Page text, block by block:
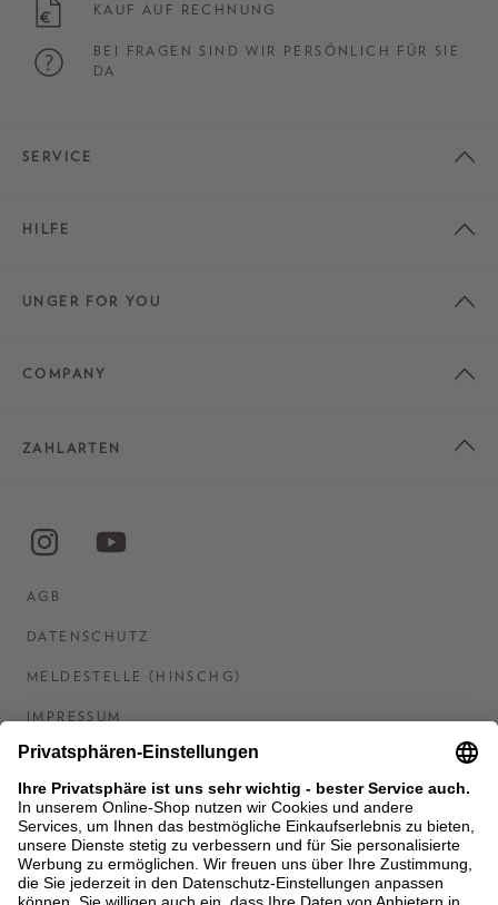
KAUF AUF RECHNUNG
BEI FRAGEN SIND WIR PERSÖNLICH FÜR SIE
DA
SERVICE
HILFE
UNGER FOR YOU
COMPANY
ZAHLARTEN
AGB
DATENSCHUTZ
MELDESTELLE (HINSCHG)
IMPRESSUM
BARRIEREFREIHEITSERKLÄRUNG
KONTAKT
COOKIES
MEN'S WORLD: BRAUN HAMBURG